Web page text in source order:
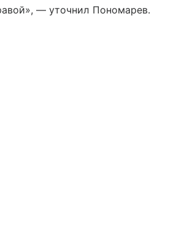
— уточнил Пономарев.